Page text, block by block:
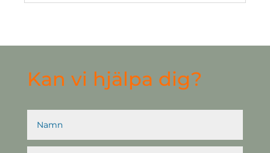
Kan vi hjälpa dig?